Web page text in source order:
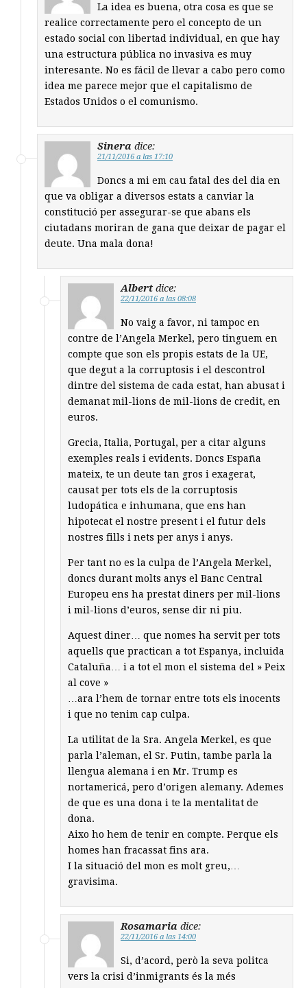
La idea es buena, otra cosa es que se
realice correctamente pero el concepto de un
estado social con libertad individual, en que hay
una estructura pública no invasiva es muy
interesante. No es fácil de llevar a cabo pero como
idea me parece mejor que el capitalismo de
Estados Unidos o el comunismo.
Sinera dice:
21/11/2016 a las 17:10
Doncs a mi em cau fatal des del dia en
que va obligar a diversos estats a canviar la
constitució per assegurar-se que abans els
ciutadans moriran de gana que deixar de pagar el
deute. Una mala dona!
Albert dice:
22/11/2016 a las 08:08
No vaig a favor, ni tampoc en
contre de l’Angela Merkel, pero tinguem en
compte que son els propis estats de la UE,
que degut a la corruptosis i el descontrol
dintre del sistema de cada estat, han abusat i
demanat mil-lions de mil-lions de credit, en
euros.
Grecia, Italia, Portugal, per a citar alguns
exemples reals i evidents. Doncs España
mateix, te un deute tan gros i exagerat,
causat per tots els de la corruptosis
ludopática e inhumana, que ens han
hipotecat el nostre present i el futur dels
nostres fills i nets per anys i anys.
Per tant no es la culpa de l’Angela Merkel,
doncs durant molts anys el Banc Central
Europeu ens ha prestat diners per mil-lions
i mil-lions d’euros, sense dir ni piu.
Aquest diner… que nomes ha servit per tots
aquells que practican a tot Espanya, incluida
Cataluña… i a tot el mon el sistema del » Peix
al cove »
…ara l’hem de tornar entre tots els inocents
i que no tenim cap culpa.
La utilitat de la Sra. Angela Merkel, es que
parla l’aleman, el Sr. Putin, tambe parla la
llengua alemana i en Mr. Trump es
nortamericá, pero d’origen alemany. Ademes
de que es una dona i te la mentalitat de
dona.
Aixo ho hem de tenir en compte. Perque els
homes han fracassat fins ara.
I la situació del mon es molt greu,…
gravisima.
Rosamaria dice:
22/11/2016 a las 14:00
Si, d’acord, però la seva politca
vers la crisi d’inmigrants és la més